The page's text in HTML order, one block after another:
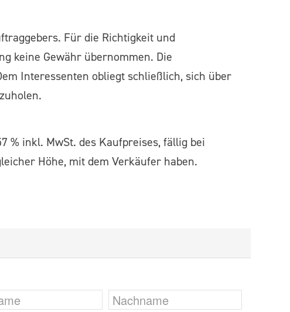
Für die Richtigkeit und
keine Gewähr übernommen. Die
Interessenten obliegt schließlich, sich über
% inkl. MwSt. des Kaufpreises, fällig bei
Höhe, mit dem Verkäufer haben.